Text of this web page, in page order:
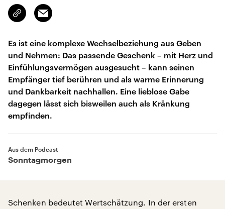
Link
kopieren/teilen
Email
Es ist eine komplexe Wechselbeziehung aus Geben
und Nehmen: Das passende Geschenk – mit Herz und
Einfühlungsvermögen ausgesucht – kann seinen
Empfänger tief berühren und als warme Erinnerung
und Dankbarkeit nachhallen. Eine lieblose Gabe
dagegen lässt sich bisweilen auch als Kränkung
empfinden.
Aus dem Podcast
Sonntagmorgen
Schenken bedeutet Wertschätzung. In der ersten